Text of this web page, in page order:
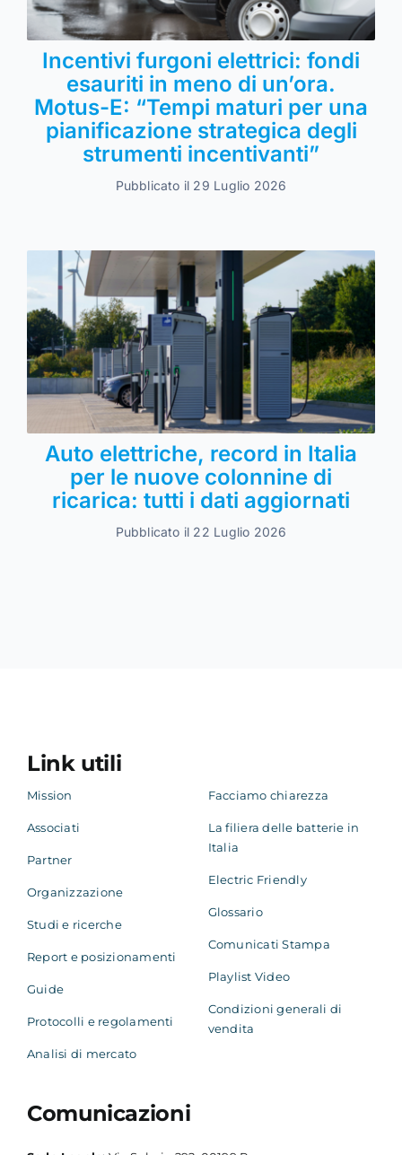
Incentivi furgoni elettrici: fondi
esauriti in meno di un’ora.
Motus-E: “Tempi maturi per una
pianificazione strategica degli
strumenti incentivanti”
Pubblicato il 29 Luglio 2026
Auto elettriche, record in Italia
per le nuove colonnine di
ricarica: tutti i dati aggiornati
Pubblicato il 22 Luglio 2026
Link utili
Mission
Associati
Partner
Organizzazione
Studi e ricerche
Report e posizionamenti
Guide
Protocolli e regolamenti
Analisi di mercato
Facciamo chiarezza
La filiera delle batterie in
Italia
Electric Friendly
Glossario
Comunicati Stampa
Playlist Video
Condizioni generali di
vendita
Comunicazioni